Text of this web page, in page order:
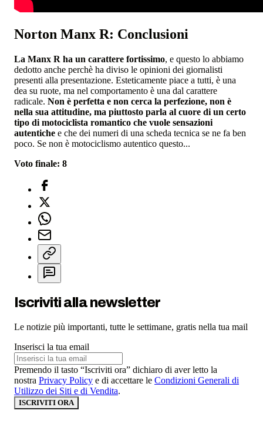
Norton Manx R: Conclusioni
La Manx R ha un carattere fortissimo, e questo lo abbiamo
dedotto anche perchè ha diviso le opinioni dei giornalisti
presenti alla presentazione. Esteticamente piace a tutti, è una
dea su ruote, ma nel comportamento è una dal carattere
radicale. Non è perfetta e non cerca la perfezione, non è
nella sua attitudine, ma piuttosto parla al cuore di un certo
tipo di motociclista romantico che vuole sensazioni
autentiche e che dei numeri di una scheda tecnica se ne fa ben
poco. Se non è motociclismo autentico questo...
Voto finale: 8
Iscriviti alla newsletter
Le notizie più importanti, tutte le settimane, gratis nella tua mail
Inserisci la tua email
Premendo il tasto “Iscriviti ora” dichiaro di aver letto la
nostra Privacy Policy e di accettare le Condizioni Generali di
Utilizzo dei Siti e di Vendita.
ISCRIVITI ORA